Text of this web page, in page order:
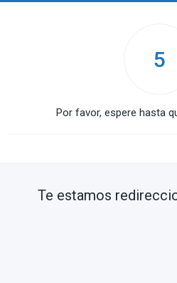
5
Por favor, espere hasta
Te estamos